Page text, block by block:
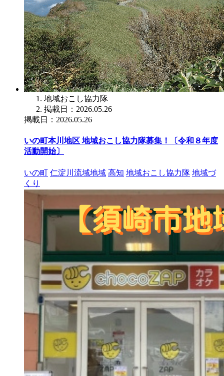
地域おこし協力隊
掲載日：2026.05.26
掲載日：2026.05.26
いの町本川地区 地域おこし協力隊募集！〔令和８年度
活動開始〕
いの町 仁淀川流域地域 高知 地域おこし協力隊 地域づ
くり